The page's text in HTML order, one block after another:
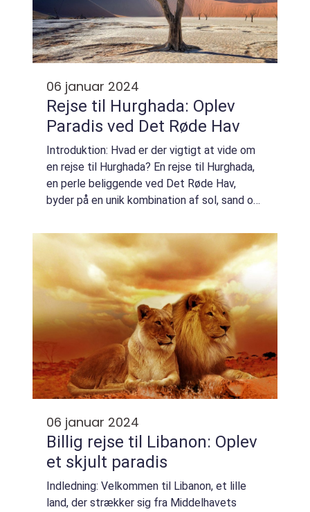
06 januar 2024
Rejse til Hurghada: Oplev
Paradis ved Det Røde Hav
Introduktion: Hvad er der vigtigt at vide om
en rejse til Hurghada? En rejse til Hurghada,
en perle beliggende ved Det Røde Hav,
byder på en unik kombination af sol, sand og
koralrev og fantastiske udvalg af...
06 januar 2024
Billig rejse til Libanon: Oplev
et skjult paradis
Indledning: Velkommen til Libanon, et lille
land, der strækker sig fra Middelhavets